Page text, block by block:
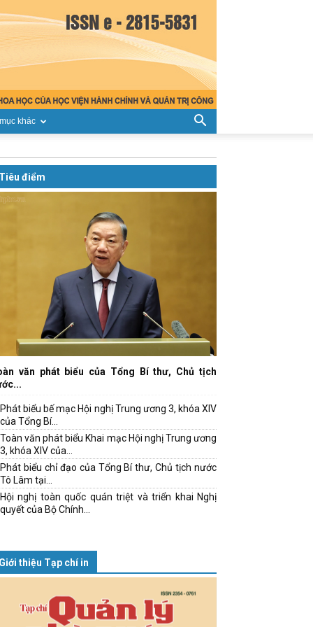
khác
Tiêu điểm
văn phát biểu của Tổng Bí thư, Chủ tịch
Phát biểu bế mạc Hội nghị Trung ương 3, khóa XIV
của Tổng Bí...
Toàn văn phát biểu Khai mạc Hội nghị Trung ương
3, khóa XIV của...
Phát biểu chỉ đạo của Tổng Bí thư, Chủ tịch nước
Tô Lâm tại...
Hội nghị toàn quốc quán triệt và triển khai Nghị
quyết của Bộ Chính...
Giới thiệu Tạp chí in